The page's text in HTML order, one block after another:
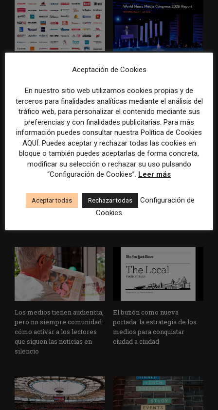
tecnológico de los medios ya
herramientas, sino su
desconexión
principales estrategias de los
de ingresos y los cambios de
consumo
Veinte ejemplos de uso de la
IA en redacciones, productos
La bolsa ha borrado hasta el
98% del valor de algunos
grandes grupos de prensa
Los medios tienen audiencia,
pero no siempre comunidad:
cómo activar a los lectores
que siguen las noticias en
silencio
El buzón como nueva
portada: la estrategia de los
medios para conquistar
ciudad a ciudad
Aceptación de Cookies
En nuestro sitio web utilizamos cookies propias y de
terceros para finalidades analíticas mediante el análisis del
tráfico web, para personalizar el contenido mediante sus
preferencias y con finalidades publicitarias. Para más
información puedes consultar nuestra Política de Cookies
AQUÍ. Puedes aceptar y rechazar todas las cookies en
bloque o también puedes aceptarlas de forma concreta,
modificar su selección o rechazar su uso pulsando
“Configuración de Cookies”. Leer más
Aceptar todas Rechazar todas
Configuración de
Cookies